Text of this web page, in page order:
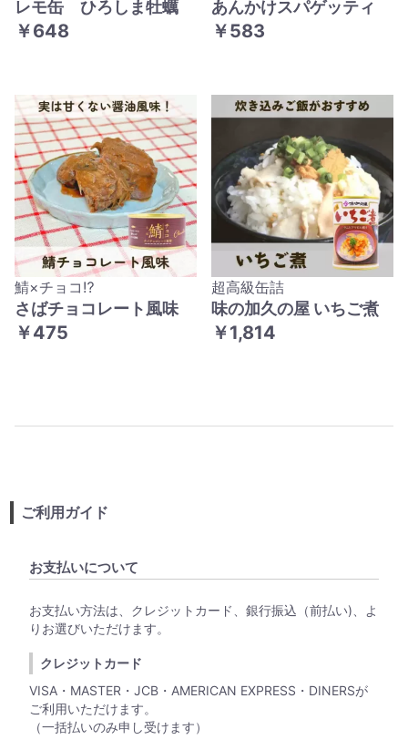
レモ缶 ひろしま牡蠣
￥648
あんかけスパゲッティ
￥583
鯖×チョコ⁉
さばチョコレート風味
￥475
超高級缶詰
味の加久の屋 いちご煮
￥1,814
ご利用ガイド
お支払いについて
お支払い方法は、クレジットカード、銀行振込（前払い)、よ
りお選びいただけます。
クレジットカード
VISA・MASTER・JCB・AMERICAN EXPRESS・DINERSが
ご利用いただけます。
（一括払いのみ申し受けます）